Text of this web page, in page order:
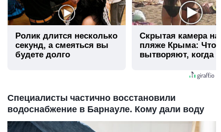
Ролик длится несколько
секунд, а смеяться вы
будете долго
Скрытая камера на
пляже Крыма: Что
вытворяют, когда
Специалисты частично восстановили
водоснабжение в Барнауле. Кому дали воду